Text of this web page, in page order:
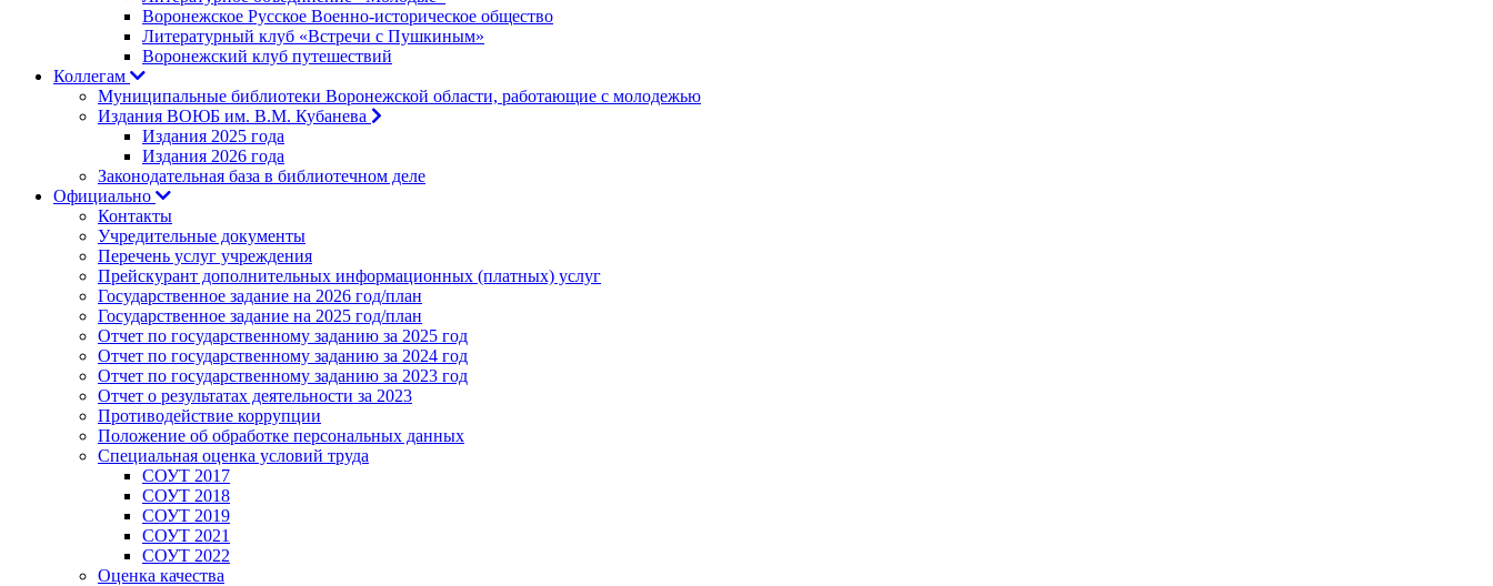
Воронежское Русское Военно-историческое общество
Литературный клуб «Встречи с Пушкиным»
Воронежский клуб путешествий
Коллегам
Муниципальные библиотеки Воронежской области, работающие с молодежью
Издания ВОЮБ им. В.М. Кубанева
Издания 2025 года
Издания 2026 года
Законодательная база в библиотечном деле
Официально
Контакты
Учредительные документы
Перечень услуг учреждения
Прейскурант дополнительных информационных (платных) услуг
Государственное задание на 2026 год/план
Государственное задание на 2025 год/план
Отчет по государственному заданию за 2025 год
Отчет по государственному заданию за 2024 год
Отчет по государственному заданию за 2023 год
Отчет о результатах деятельности за 2023
Противодействие коррупции
Положение об обработке персональных данных
Специальная оценка условий труда
СОУТ 2017
СОУТ 2018
СОУТ 2019
СОУТ 2021
СОУТ 2022
Оценка качества